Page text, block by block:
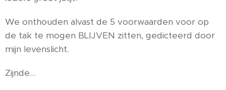
We onthouden alvast de 5 voorwaarden voor op
de tak te mogen BLIJVEN zitten, gedicteerd door
mijn levenslicht.
Zijnde...